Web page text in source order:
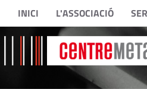
INICI L'ASSOCIACIÓ